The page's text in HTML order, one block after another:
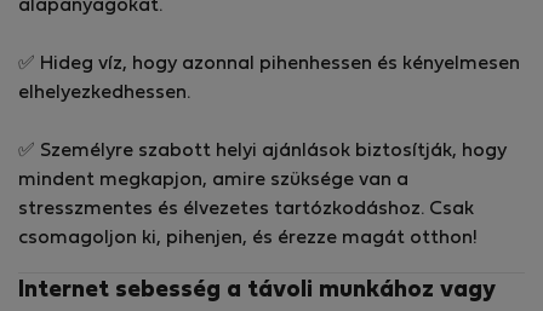
hozzáférés
távmunkához
✅ Légkondicionált kényelem - maradjon hűvös egész
✅ Két hangulatos hálószoba - mindegyikben tágas
íróasztal, monitor, HDMI-kábel és kényelmes szék a
produktív távmunkához
✅ Teljesen felszerelt konyha - indukciós tűzhely,
✅ Világos élettér - kényelmes kanapé, TV és modern
alapanyagokat.
✅ Hideg víz, hogy azonnal pihenhessen és kényelmesen
elhelyezkedhessen.
✅ Személyre szabott helyi ajánlások biztosítják, hogy
mindent megkapjon, amire szüksége van a
stresszmentes és élvezetes tartózkodáshoz. Csak
csomagoljon ki, pihenjen, és érezze magát otthon!
Internet sebesség a távoli munkához vagy